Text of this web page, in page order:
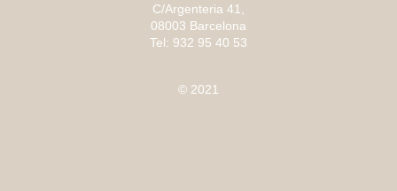
C/Argenteria 41,
08003 Barcelona
Tel: 932 95 40 53
© 2021